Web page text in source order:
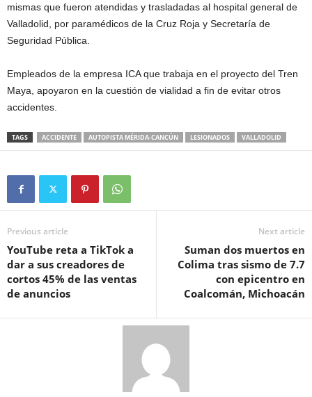
mismas que fueron atendidas y trasladadas al hospital general de
Valladolid, por paramédicos de la Cruz Roja y Secretaría de
Seguridad Pública.
Empleados de la empresa ICA que trabaja en el proyecto del Tren
Maya, apoyaron en la cuestión de vialidad a fin de evitar otros
accidentes.
TAGS ACCIDENTE AUTOPISTA MÉRIDA-CANCÚN LESIONADOS VALLADOLID
Previous article
YouTube reta a TikTok a
dar a sus creadores de
cortos 45% de las ventas
de anuncios
Next article
Suman dos muertos en
Colima tras sismo de 7.7
con epicentro en
Coalcomán, Michoacán